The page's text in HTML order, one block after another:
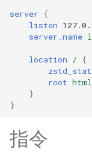
global-throttle
hoedown
http
server
{
listen
server_name
location /
{
root html
}
}
指令